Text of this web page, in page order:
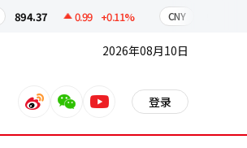
894.37 0.99 +0.11% CNY
2026年08月10日
weiboweixinyoutube 登录